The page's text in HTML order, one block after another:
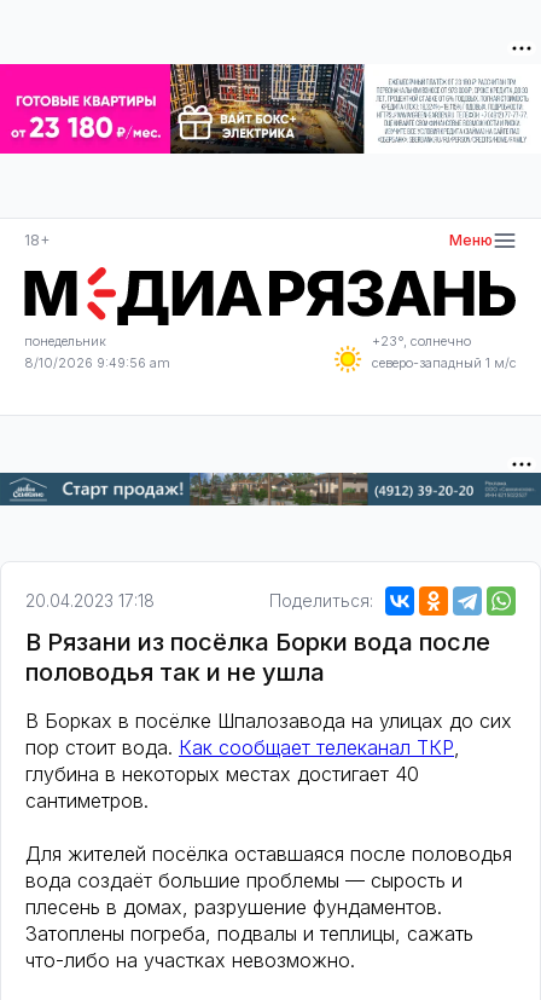
18+ Меню
понедельник
8/10/2026 9:49:56 am
+23°, солнечно
северо-западный 1 м/с
20.04.2023 17:18 Поделиться:
В Рязани из посёлка Борки вода после
половодья так и не ушла
В Борках в посёлке Шпалозавода на улицах до сих
пор стоит вода. Как сообщает телеканал ТКР,
глубина в некоторых местах достигает 40
сантиметров.
Для жителей посёлка оставшаяся после половодья
вода создаёт большие проблемы — сырость и
плесень в домах, разрушение фундаментов.
Затоплены погреба, подвалы и теплицы, сажать
что-либо на участках невозможно.